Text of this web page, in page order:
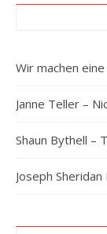
Wir machen
Janne Teller –
Shaun Bythell –
Joseph Sheridan